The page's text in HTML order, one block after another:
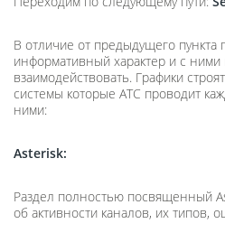
В отличие от предыдущего пункта
информативный характер и с ними
взаимодействовать. Графики
системы которые АТС проводит
ними:
Asterisk:
Раздел полностью посвященный
об активности каналов, их типов,